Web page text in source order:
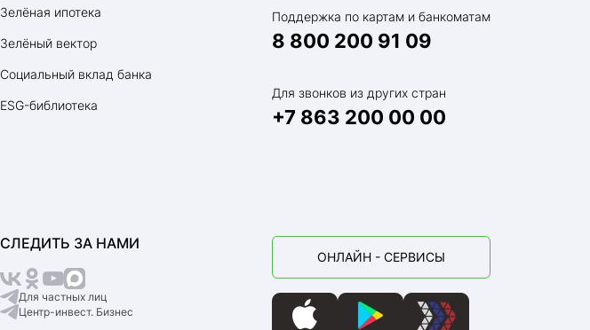
Зелёная ипотека
Зелёный вектор
Социальный вклад банка
ESG-библиотека
СЛЕДИТЬ ЗА НАМИ
Для частных лиц
Центр-инвест. Бизнес
Поддержка по картам и банкоматам
8 800 200 91 09
Для звонков из других стран
+7 863 200 00 00
ОНЛАЙН - СЕРВИСЫ